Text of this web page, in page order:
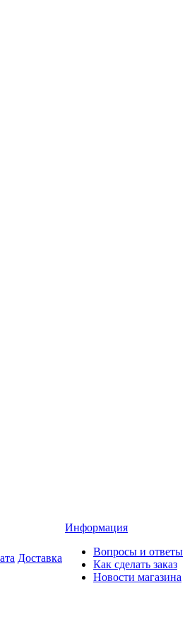
Доставка
Информация
Вопросы и ответы
Как сделать заказ
Новости магазина